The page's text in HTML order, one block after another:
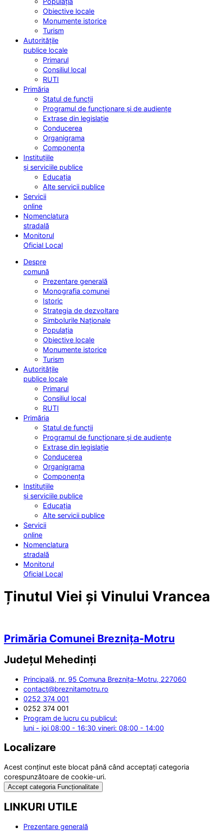
Obiective locale
Monumente istorice
Turism
Autoritățile
publice locale
Primarul
Consiliul local
RUTI
Primăria
Statul de funcții
Programul de funcționare și de audiențe
Extrase din legislație
Conducerea
Organigrama
Componența
Instituțiile
și serviciile publice
Educația
Alte servicii publice
Servicii
online
Nomenclatura
stradală
Monitorul
Oficial Local
Despre
comună
Prezentare generală
Monografia comunei
Istoric
Strategia de dezvoltare
Simbolurile Naționale
Populația
Obiective locale
Monumente istorice
Turism
Autoritățile
publice locale
Primarul
Consiliul local
RUTI
Primăria
Statul de funcții
Programul de funcționare și de audiențe
Extrase din legislație
Conducerea
Organigrama
Componența
Instituțiile
și serviciile publice
Educația
Alte servicii publice
Servicii
online
Nomenclatura
stradală
Monitorul
Oficial Local
Ținutul Viei și Vinului Vrancea
Primăria Comunei Breznița-Motru
Județul Mehedinți
Principală, nr. 95 Comuna Breznița-Motru, 227060
contact@breznitamotru.ro
0252 374 001
0252 374 001
Program de lucru cu publicul:
luni - joi 08:00 - 16:30 vineri: 08:00 - 14:00
Localizare
Acest conținut este blocat până când acceptați categoria
corespunzătoare de cookie-uri.
Accept categoria Funcționalitate
LINKURI UTILE
Prezentare generală